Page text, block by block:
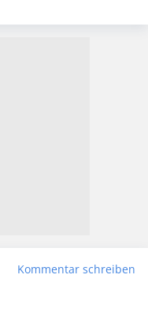
Kommentar schreiben